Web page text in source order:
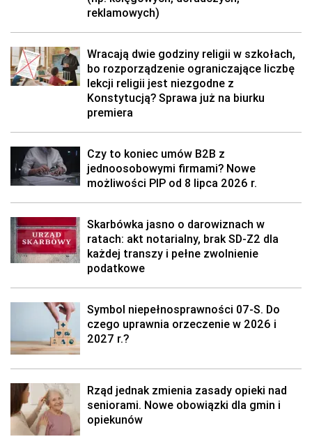
reklamowych)
Wracają dwie godziny religii w szkołach,
bo rozporządzenie ograniczające liczbę
lekcji religii jest niezgodne z
Konstytucją? Sprawa już na biurku
premiera
Czy to koniec umów B2B z
jednoosobowymi firmami? Nowe
możliwości PIP od 8 lipca 2026 r.
Skarbówka jasno o darowiznach w
ratach: akt notarialny, brak SD-Z2 dla
każdej transzy i pełne zwolnienie
podatkowe
Symbol niepełnosprawności 07-S. Do
czego uprawnia orzeczenie w 2026 i
2027 r.?
Rząd jednak zmienia zasady opieki nad
seniorami. Nowe obowiązki dla gmin i
opiekunów